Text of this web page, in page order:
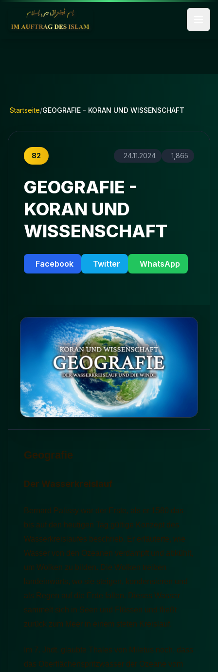
Startseite/GEOGRAFIE - KORAN UND WISSENSCHAFT
82 24.11.2024 1,865
GEOGRAFIE -
KORAN UND
WISSENSCHAFT
Facebook Twitter WhatsApp
Geografie
Der Wasserkreislauf
Bernard Palissy war der Erste, als er 1580 das
bis auf den heutigen Tag gültige Konzept des
Wasserkreislaufes beschrieb. Er erläuterte, wie
Wasser von den Ozeanen verdampft und abkühlt,
um Wolken zu bilden. Die Wolken treiben
landeinwärts, wo sie steigen, kondensieren und
als Regen auf die Erde fallen. Dieses Wasser
sammelt sich in Seen und Flüssen und fließt
zurück zum Meer in einem steten Kreislauf.
Im 7. Jhdt. glaubte Thales von Miletus noch, dass
das Oberflächenspritzwasser der Ozeane vom